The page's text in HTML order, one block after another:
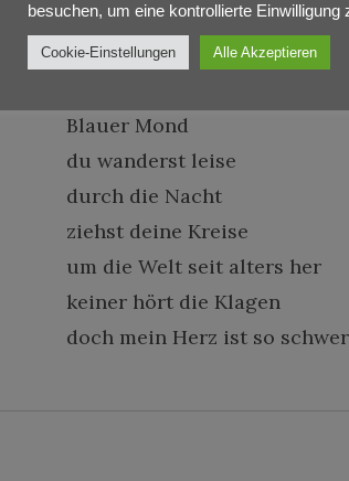
in tiefem Blau
denn mein Herz ist so schwer
Blauer Mond
du wanderst leise
durch die Nacht
ziehst deine Kreise
um die Welt seit alters her
keiner hört die Klagen
doch mein Herz ist so schwer
besuchen, um eine kontrollierte Einwilligung
Cookie-Einstellungen Alle Akzeptieren